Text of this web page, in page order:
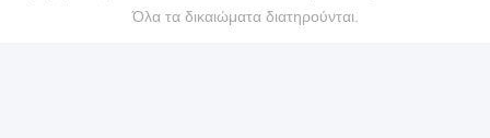
Όλα τα δικαιώματα διατηρούνται.